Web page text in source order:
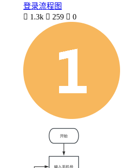
登录流程图
 1.3k  259  0